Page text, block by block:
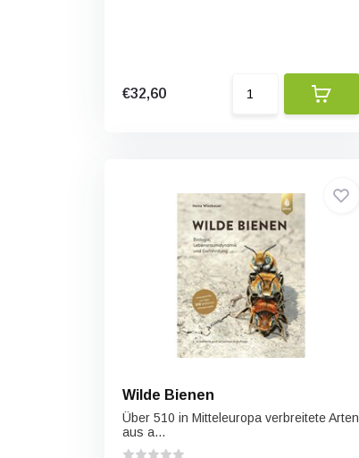
€32,60
Wilde Bienen
Über 510 in Mitteleuropa verbreitete Arten
aus a...